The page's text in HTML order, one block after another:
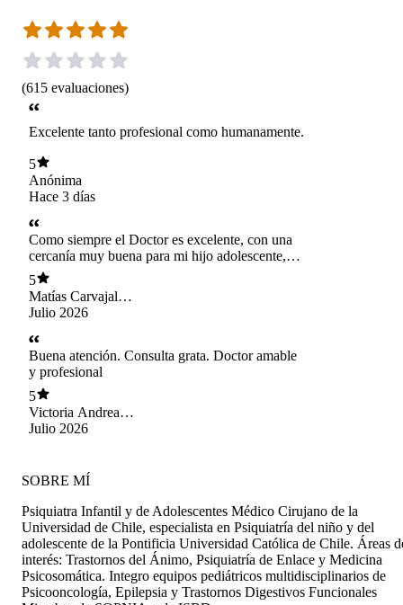
(615 evaluaciones)
Excelente tanto profesional como humanamente.
5
Anónima
Hace 3 días
Como siempre el Doctor es excelente, con una
cercanía muy buena para mi hijo adolescente,
100% recomendable.
5
Matías Carvajal
Morales
Julio 2026
Buena atención. Consulta grata. Doctor amable
y profesional
5
Victoria Andrea
Amigo Baeza
Julio 2026
SOBRE MÍ
Psiquiatra Infantil y de Adolescentes Médico Cirujano de la
Universidad de Chile, especialista en Psiquiatría del niño y del
adolescente de la Pontificia Universidad Católica de Chile. Áreas
interés: Trastornos del Ánimo, Psiquiatría de Enlace y Medicina
Psicosomática. Integro equipos pediátricos multidisciplinarios de
Psicooncología, Epilepsia y Trastornos Digestivos Funcionales